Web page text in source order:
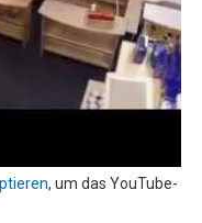
, um das YouTube-